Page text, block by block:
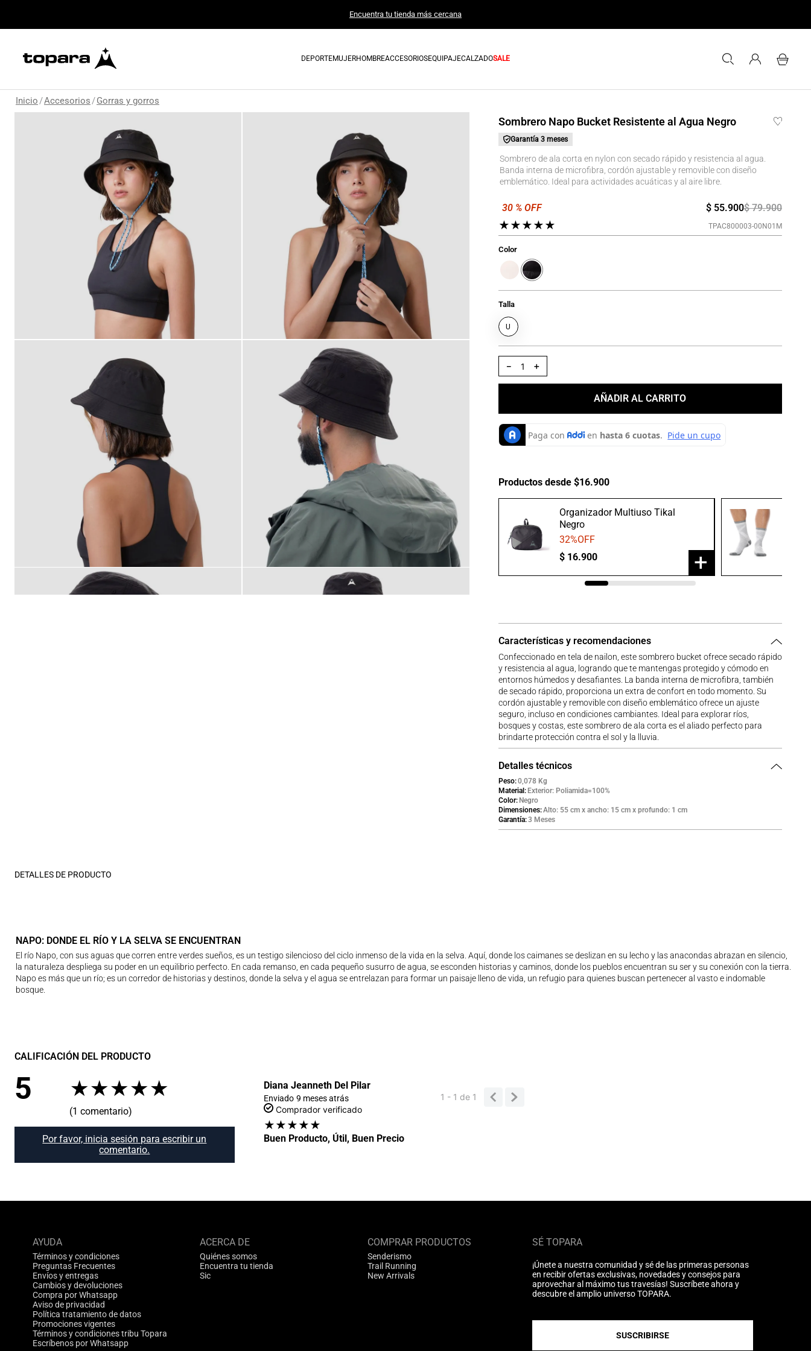
Encuentra tu tienda más cercana
DEPORTEMUJERHOMBREACCESORIOSEQUIPAJECALZADOSALE
Inicio/Accesorios/Gorras y gorros
Sombrero Napo Bucket Resistente al Agua Negro
Garantía 3 meses
Sombrero de ala corta en nylon con secado rápido y resistencia al agua.
Banda interna de microfibra, cordón ajustable y removible con diseño
emblemático. Ideal para actividades acuáticas y al aire libre.
$ 79.900
$ 55.900
★★★★★ TPAC800003-00N01M
Talla
U
Color
＋
－
AÑADIR AL CARRITO
Productos desde $16.900
Organizador Multiuso Tikal
Negro
32%OFF
$ 16.900 +
Características y recomendaciones
Confeccionado en tela de nailon, este sombrero bucket ofrece secado rápido
y resistencia al agua, logrando que te mantengas protegido y cómodo en
entornos húmedos y desafiantes. La banda interna de microfibra, también
de secado rápido, proporciona un extra de confort en todo momento. Su
cordón ajustable y removible con diseño emblemático ofrece un ajuste
seguro, incluso en condiciones cambiantes. Ideal para explorar ríos,
bosques y costas, este sombrero de ala corta es el aliado perfecto para
brindarte protección contra el sol y la lluvia.
Detalles técnicos
Peso 0,078 Kg
Material
Exterior: Poliamida=100%
Color Negro
Dimensiones Alto: 55 cm x ancho: 15 cm x profundo: 1 cm
Garantía 3 Meses
DETALLES DE PRODUCTO
NAPO: DONDE EL RÍO Y LA SELVA SE ENCUENTRAN
El río Napo, con sus aguas que corren entre verdes sueños, es un testigo silencioso del ciclo inmenso de la vida en la selva. Aquí, donde los caimanes se deslizan en su lecho y las anacondas abrazan en silencio,
la naturaleza despliega su poder en un equilibrio perfecto. En cada remanso, en cada pequeño susurro de agua, se esconden historias y caminos, donde los pueblos encuentran su ser y su conexión con la tierra.
Napo es más que un río; es un corredor de historias y destinos, donde la selva y el agua se entrelazan para formar un paisaje lleno de vida, un refugio para quienes buscan pertenecer al vasto e indomable
bosque.
CALIFICACIÓN DEL PRODUCTO
★★★★★
5
(1 comentario)
Por favor, inicia sesión para escribir un
comentario.
★★★★★
Comprador verificado
Enviado 9 meses atrás
Diana Jeanneth Del Pilar
Buen Producto, Útil, Buen Precio
1 - 1 de 1
AYUDA
Términos y condiciones
Preguntas Frecuentes
Envíos y entregas
Cambios y devoluciones
Compra por Whatsapp
Aviso de privacidad
Política tratamiento de datos
Promociones vigentes
Términos y condiciones tribu Topara
Escríbenos por Whatsapp
ACERCA DE
Quiénes somos
Encuentra tu tienda
Sic
COMPRAR PRODUCTOS
Senderismo
Trail Running
New Arrivals
SÉ TOPARA
¡Únete a nuestra comunidad y sé de las primeras personas
en recibir ofertas exclusivas, novedades y consejos para
aprovechar al máximo tus travesías! Suscríbete ahora y
descubre el amplio universo TOPARA.
SUSCRIBIRSE